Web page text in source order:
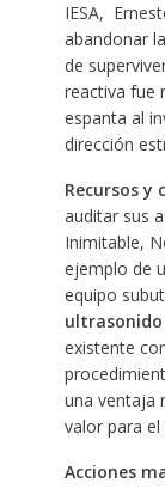
IESA,
abandonar
de
reactiva fue
espanta al
dirección
Recursos y
auditar sus
Inimitable,
ejemplo de
equipo
existente
una ventaja
valor para el
Acciones